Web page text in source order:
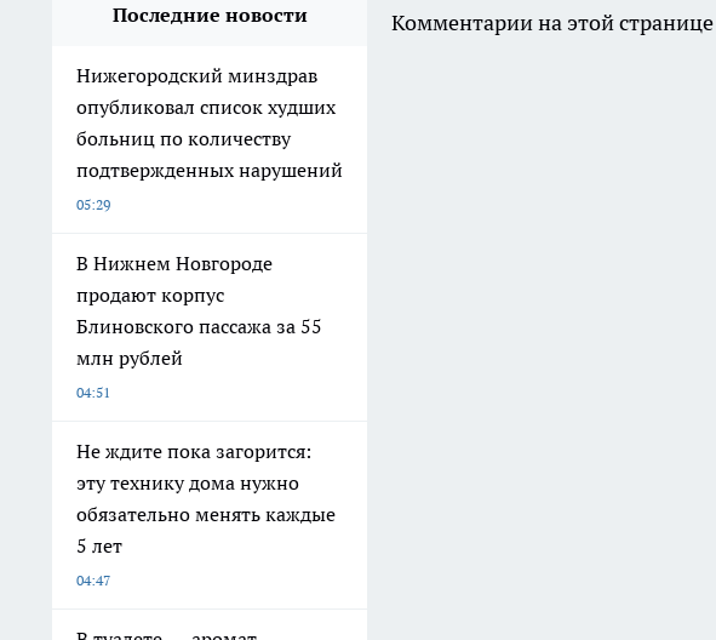
Последние новости
Нижегородский минздрав
опубликовал список худших
больниц по количеству
подтвержденных нарушений
05:29
В Нижнем Новгороде
продают корпус
Блиновского пассажа за 55
млн рублей
04:51
Не ждите пока загорится:
эту технику дома нужно
обязательно менять каждые
5 лет
04:47
Комментарии на этой